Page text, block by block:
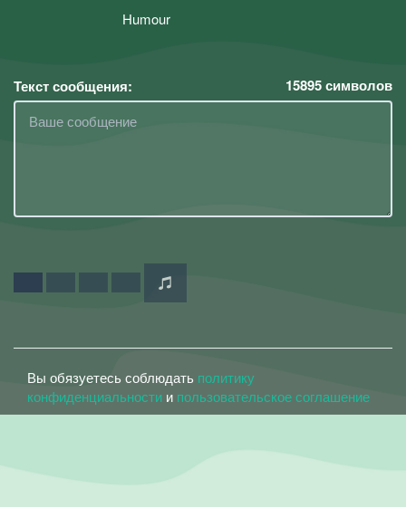
Humour
Текст сообщения: 15895символов
Вы обязуетесь соблюдать политику
конфиденциальности и пользовательское соглашение